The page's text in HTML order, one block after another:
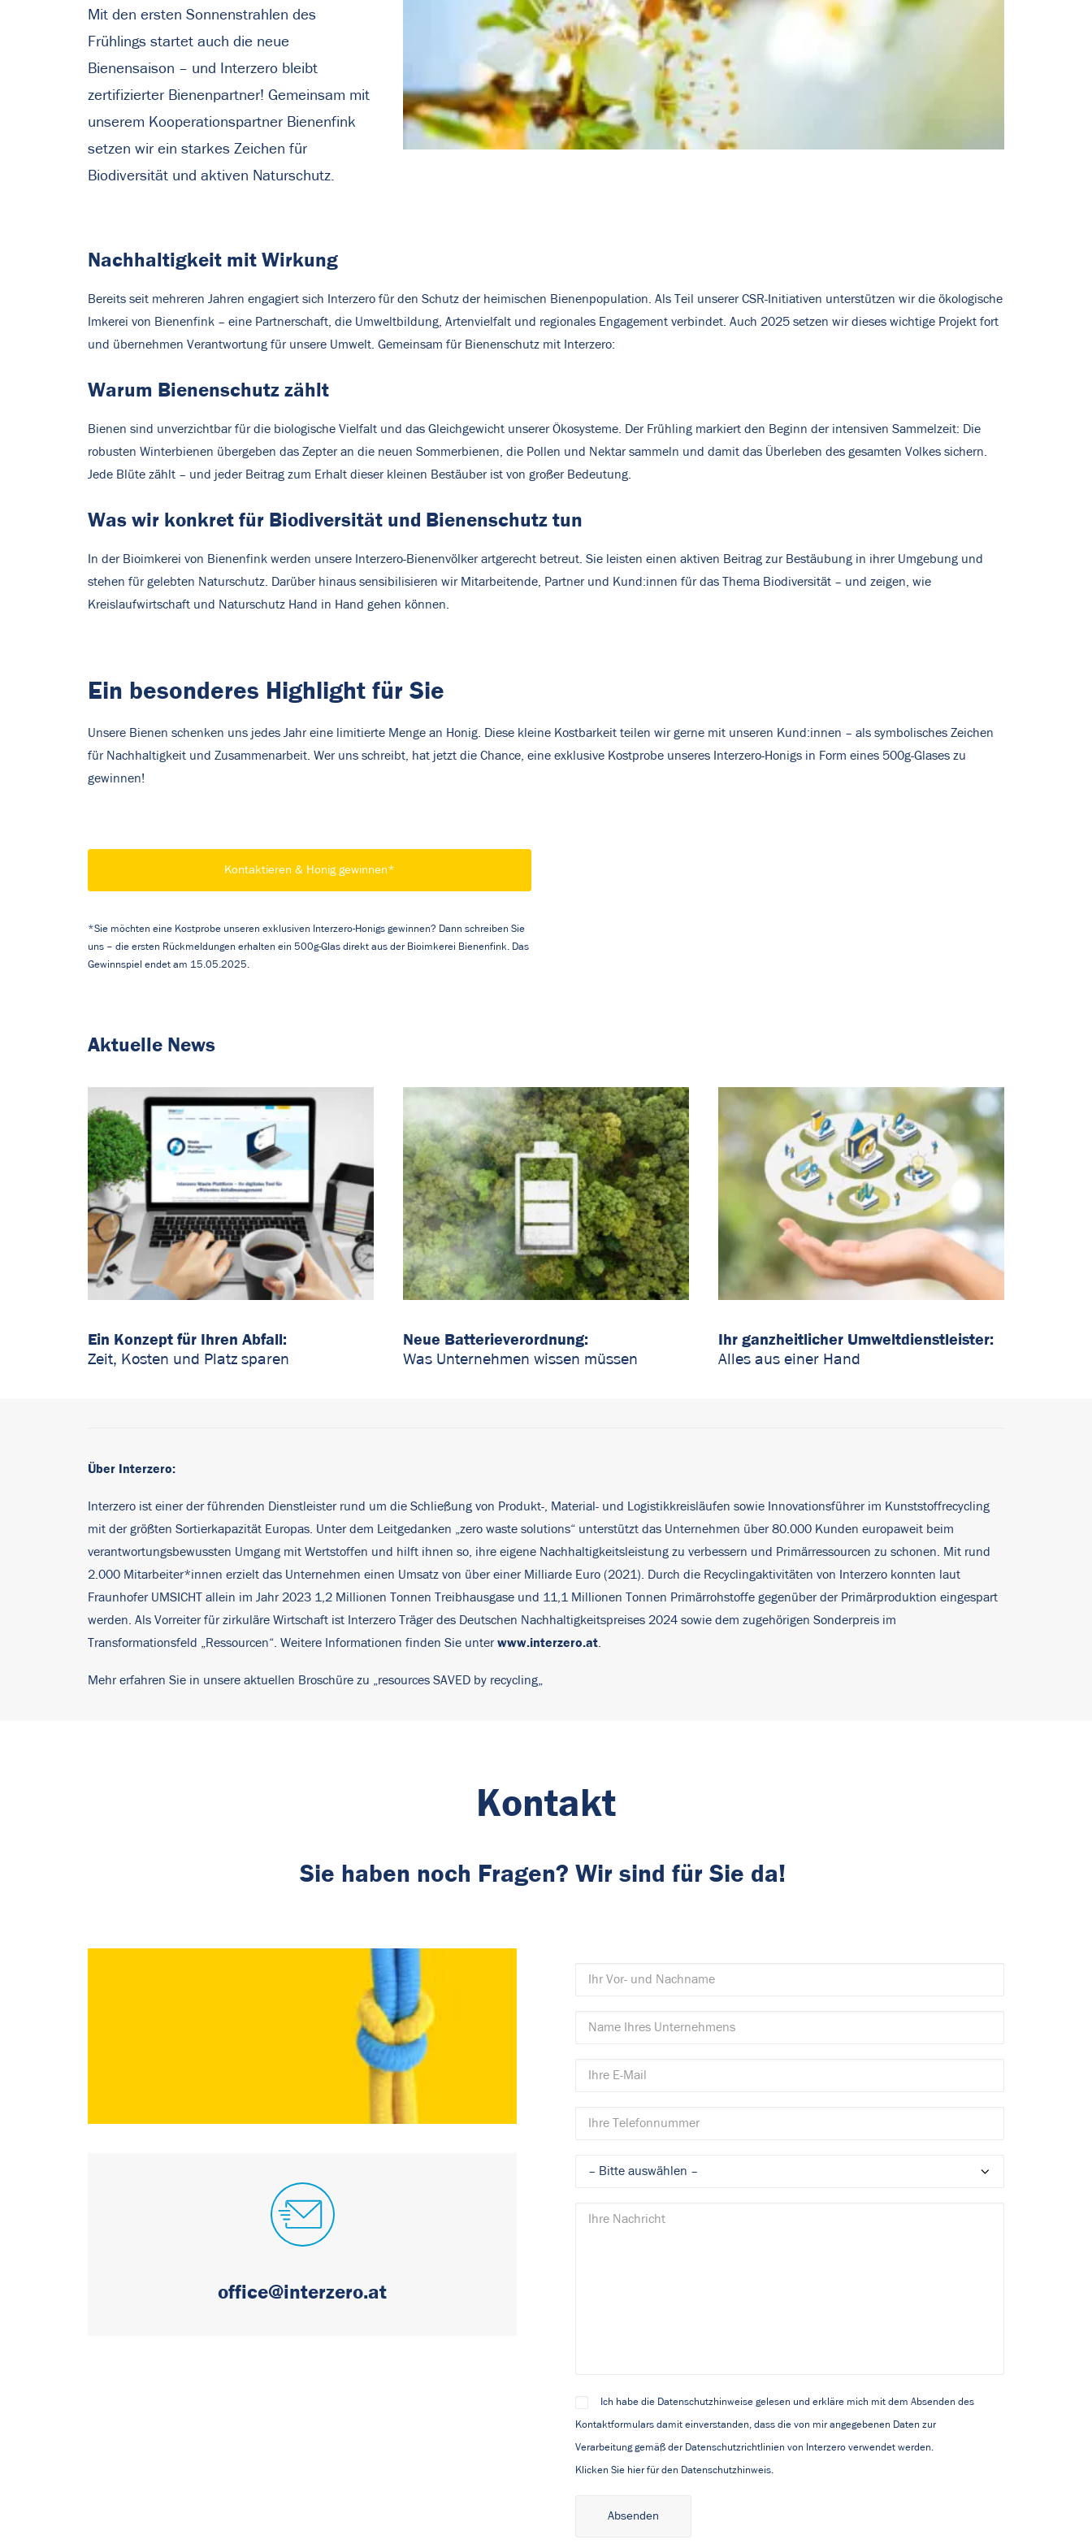
Mit den ersten Sonnenstrahlen des
Frühlings startet auch die neue
Bienensaison – und Interzero bleibt
zertifizierter Bienenpartner! Gemeinsam mit
unserem Kooperationspartner Bienenfink
setzen wir ein starkes Zeichen für
Biodiversität und aktiven Naturschutz.
Nachhaltigkeit mit Wirkung
Bereits seit mehreren Jahren engagiert sich Interzero für den Schutz der heimischen Bienenpopulation. Als Teil unserer CSR-Initiativen unterstützen wir die ökologische
Imkerei von Bienenfink – eine Partnerschaft, die Umweltbildung, Artenvielfalt und regionales Engagement verbindet. Auch 2025 setzen wir dieses wichtige Projekt fort
und übernehmen Verantwortung für unsere Umwelt. Gemeinsam für Bienenschutz mit Interzero:
Warum Bienenschutz zählt
Bienen sind unverzichtbar für die biologische Vielfalt und das Gleichgewicht unserer Ökosysteme. Der Frühling markiert den Beginn der intensiven Sammelzeit: Die
robusten Winterbienen übergeben das Zepter an die neuen Sommerbienen, die Pollen und Nektar sammeln und damit das Überleben des gesamten Volkes sichern.
Jede Blüte zählt – und jeder Beitrag zum Erhalt dieser kleinen Bestäuber ist von großer Bedeutung.
Was wir konkret für Biodiversität und Bienenschutz tun
In der Bioimkerei von Bienenfink werden unsere Interzero-Bienenvölker artgerecht betreut. Sie leisten einen aktiven Beitrag zur Bestäubung in ihrer Umgebung und
stehen für gelebten Naturschutz. Darüber hinaus sensibilisieren wir Mitarbeitende, Partner und Kund:innen für das Thema Biodiversität – und zeigen, wie
Kreislaufwirtschaft und Naturschutz Hand in Hand gehen können.
Ein besonderes Highlight für Sie
Unsere Bienen schenken uns jedes Jahr eine limitierte Menge an Honig. Diese kleine Kostbarkeit teilen wir gerne mit unseren Kund:innen – als symbolisches Zeichen
für Nachhaltigkeit und Zusammenarbeit. Wer uns schreibt, hat jetzt die Chance, eine exklusive Kostprobe unseres Interzero-Honigs in Form eines 500g-Glases zu
gewinnen!
Kontaktieren & Honig gewinnen*
*Sie möchten eine Kostprobe unseren exklusiven Interzero-Honigs gewinnen? Dann schreiben Sie
uns – die ersten Rückmeldungen erhalten ein 500g-Glas direkt aus der Bioimkerei Bienenfink. Das
Gewinnspiel endet am 15.05.2025.
Aktuelle News
Ein Konzept für Ihren Abfall:
Zeit, Kosten und Platz sparen
Neue Batterieverordnung:
Was Unternehmen wissen müssen
Ihr ganzheitlicher Umweltdienstleister:
Alles aus einer Hand
Über Interzero:
Interzero ist einer der führenden Dienstleister rund um die Schließung von Produkt-, Material- und Logistikkreisläufen sowie Innovationsführer im Kunststoffrecycling
mit der größten Sortierkapazität Europas. Unter dem Leitgedanken „zero waste solutions“ unterstützt das Unternehmen über 80.000 Kunden europaweit beim
verantwortungsbewussten Umgang mit Wertstoffen und hilft ihnen so, ihre eigene Nachhaltigkeitsleistung zu verbessern und Primärressourcen zu schonen. Mit rund
2.000 Mitarbeiter*innen erzielt das Unternehmen einen Umsatz von über einer Milliarde Euro (2021). Durch die Recyclingaktivitäten von Interzero konnten laut
Fraunhofer UMSICHT allein im Jahr 2023 1,2 Millionen Tonnen Treibhausgase und 11,1 Millionen Tonnen Primärrohstoffe gegenüber der Primärproduktion eingespart
werden. Als Vorreiter für zirkuläre Wirtschaft ist Interzero Träger des Deutschen Nachhaltigkeitspreises 2024 sowie dem zugehörigen Sonderpreis im
Transformationsfeld „Ressourcen“. Weitere Informationen finden Sie unterwww.interzero.at
Mehr erfahren Sie in unsere aktuellen Broschüre zu „ resources SAVED by recycling
Kontakt
Sie haben noch Fragen? Wir sind für Sie da!
office@interzero.at
Ich habe die Datenschutzhinweise gelesen und erkläre mich mit dem Absenden des
Kontaktformulars damit einverstanden, dass die von mir angegebenen Daten zur
Verarbeitung gemäß der Datenschutzrichtlinien von Interzero verwendet werden.
Klicken Sie hier für den Datenschutzhinweis.